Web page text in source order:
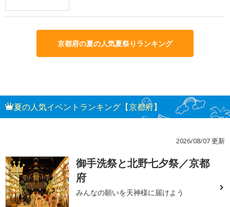
京都府の夏の人気夏祭りランキング
夏の人気イベントランキング【京都府】
2026/08/07 更新
1
御手洗祭と北野七夕祭／京都
府
みんなの願いを天神様に届けよう